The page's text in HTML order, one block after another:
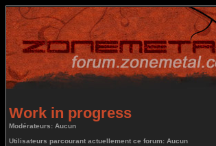
Work in progress
Modérateurs: Aucun
Utilisateurs parcourant actuellement ce forum: Aucun